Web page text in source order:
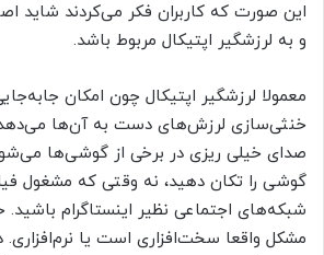
این صورت که کاربران فکر می‌کردند شاید
و به لرزشگیر اپتیکال مربوط باشد.
معمولا لرزشگیر اپتیکال چون امکان
خنثی‌سازی لرزش‌های دست به آن‌ها
صدای خیلی ریزی در برخی از گوشی‌ها
گوشی را تکان دهید، نه وقتی که مشغول
شبکه‌های اجتماعی نظیر اینستاگرام
مشکل واقعا سخت‌افزاری است یا